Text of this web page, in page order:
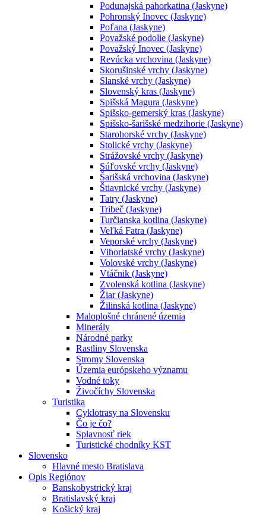
Podunajská pahorkatina (Jaskyne)
Pohronský Inovec (Jaskyne)
Poľana (Jaskyne)
Považské podolie (Jaskyne)
Považský Inovec (Jaskyne)
Revúcka vrchovina (Jaskyne)
Skorušinské vrchy (Jaskyne)
Slanské vrchy (Jaskyne)
Slovenský kras (Jaskyne)
Spišská Magura (Jaskyne)
Spišsko-gemerský kras (Jaskyne)
Spišsko-šarišské medzihorie (Jaskyne)
Starohorské vrchy (Jaskyne)
Stolické vrchy (Jaskyne)
Strážovské vrchy (Jaskyne)
Súľovské vrchy (Jaskyne)
Šarišská vrchovina (Jaskyne)
Štiavnické vrchy (Jaskyne)
Tatry (Jaskyne)
Tribeč (Jaskyne)
Turčianska kotlina (Jaskyne)
Veľká Fatra (Jaskyne)
Veporské vrchy (Jaskyne)
Vihorlatské vrchy (Jaskyne)
Volovské vrchy (Jaskyne)
Vtáčnik (Jaskyne)
Zvolenská kotlina (Jaskyne)
Žiar (Jaskyne)
Žilinská kotlina (Jaskyne)
Maloplošné chránené územia
Minerály
Národné parky
Rastliny Slovenska
Stromy Slovenska
Územia európskeho významu
Vodné toky
Živočíchy Slovenska
Turistika
Cyklotrasy na Slovensku
Čo je čo?
Splavnosť riek
Turistické chodníky KST
Slovensko
Hlavné mesto Bratislava
Opis Regiónov
Banskobystrický kraj
Bratislavský kraj
Košický kraj